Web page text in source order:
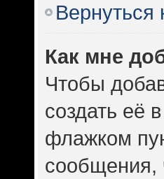
Вернуться
Как мне
Чтобы
создать её
флажком
сообщения,